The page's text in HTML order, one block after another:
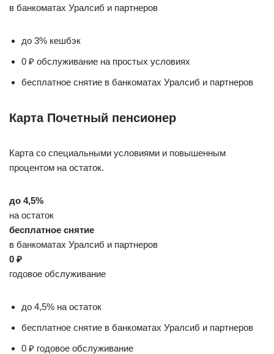
в банкоматах Уралсиб и партнеров
до 3% кешбэк
0 ₽ обслуживание на простых условиях
бесплатное снятие в банкоматах Уралсиб и партнеров
Карта Почетный пенсионер
Карта со специальными условиями и повышенным
процентом на остаток.
до 4,5%
на остаток
бесплатное снятие
в банкоматах Уралсиб и партнеров
0 ₽
годовое обслуживание
до 4,5% на остаток
бесплатное снятие в банкоматах Уралсиб и партнеров
0 ₽ годовое обслуживание